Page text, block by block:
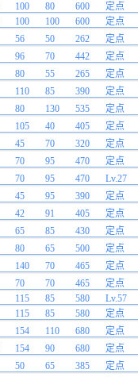
100 80 600
定点
100 100 600
定点
56 50 262
定点
96 70 442
定点
80 55 265
定点
110 85 390
定点
80 130 535
定点
105 40 405
定点
45 70 320
定点
70 95 470
定点
70 95 470
Lv.27
45 95 390
定点
42 91 405
定点
65 85 430
定点
80 65 500
定点
140 70 465
定点
70 70 465
定点
115 85 580
Lv.57
115 85 580
定点
154 110 680
定点
154 90 680
定点
50 65 385
定点